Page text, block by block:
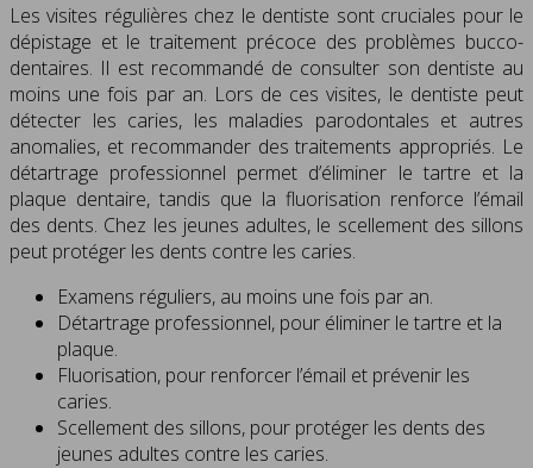
Les visites régulières chez le dentiste sont cruciales pour le
dépistage et le traitement précoce des problèmes bucco-
dentaires. Il est recommandé de consulter son dentiste au
moins une fois par an. Lors de ces visites, le dentiste peut
détecter les caries, les maladies parodontales et autres
anomalies, et recommander des traitements appropriés. Le
détartrage professionnel permet d’éliminer le tartre et la
plaque dentaire, tandis que la fluorisation renforce l’émail
des dents. Chez les jeunes adultes, le scellement des sillons
peut protéger les dents contre les caries.
Examens réguliers, au moins une fois par an.
Détartrage professionnel, pour éliminer le tartre et la
plaque.
Fluorisation, pour renforcer l’émail et prévenir les
caries.
Scellement des sillons, pour protéger les dents des
jeunes adultes contre les caries.